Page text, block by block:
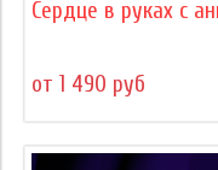
Сердце в руках с
от 1 490 руб